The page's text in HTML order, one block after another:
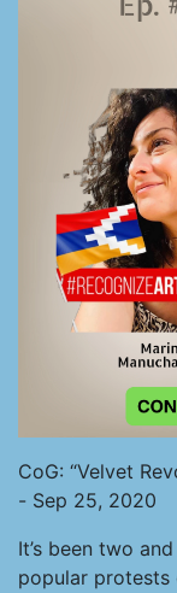
CoG: “Velvet
- Sep 25, 2020
It’s been two
popular